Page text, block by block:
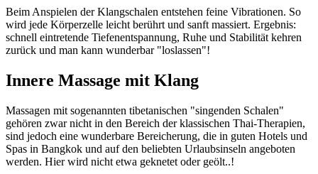
Beim Anspielen der Klangschalen entstehen feine Vibrationen. So
wird jede Körperzelle leicht berührt und sanft massiert. Ergebnis:
schnell eintretende Tiefenentspannung, Ruhe und Stabilität kehren
zurück und man kann wunderbar "loslassen"!
Innere Massage mit Klang
Massagen mit sogenannten tibetanischen "singenden Schalen"
gehören zwar nicht in den Bereich der klassischen Thai-Therapien,
sind jedoch eine wunderbare Bereicherung, die in guten Hotels und
Spas in Bangkok und auf den beliebten Urlaubsinseln angeboten
werden. Hier wird nicht etwa geknetet oder geölt..!